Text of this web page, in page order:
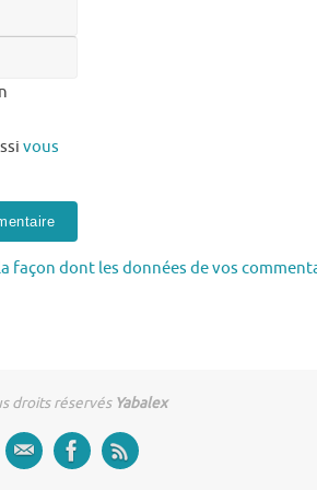
vous
façon dont les données de vos
droits réservés Yabalex